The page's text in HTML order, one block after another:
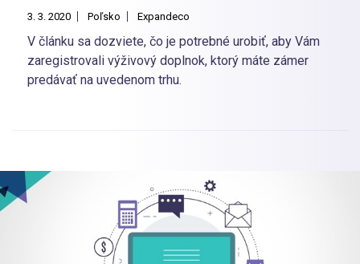
3. 3. 2020 Poľsko Expandeco
V článku sa dozviete, čo je potrebné urobiť, aby Vám
zaregistrovali výživový doplnok, ktorý máte zámer
predávať na uvedenom trhu.